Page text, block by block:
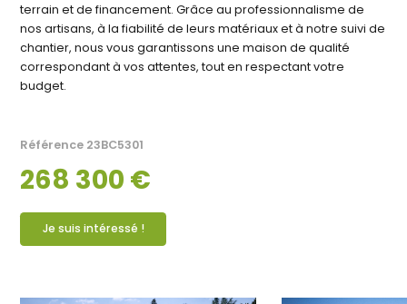
terrain et de financement. Grâce au professionnalisme de
nos artisans, à la fiabilité de leurs matériaux et à notre suivi de
chantier, nous vous garantissons une maison de qualité
correspondant à vos attentes, tout en respectant votre
budget.
268 300 €
Référence 23BC5301
Je suis intéressé !